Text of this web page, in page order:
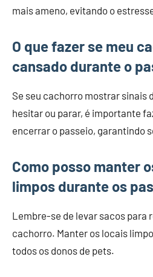
mais ameno, evitando o
O que fazer se meu
cansado durante o
Se seu cachorro mostrar sinais
hesitar ou parar, é importante
encerrar o passeio, garantindo
Como posso manter
limpos durante os
Lembre-se de levar sacos para
cachorro. Manter os locais
todos os donos de pets.